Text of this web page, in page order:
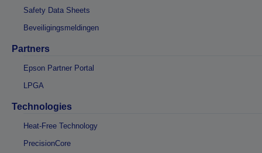
Safety Data Sheets
Beveiligingsmeldingen
Partners
Epson Partner Portal
LPGA
Technologies
Heat-Free Technology
PrecisionCore